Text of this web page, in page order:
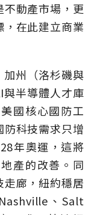
動產市場，更
在此建立商業
州（洛杉磯與
半導體人才庫
國核心國防工
科技需求只增
年奧運，這將
產的改善。同
廊，紐約穩居
、Salt